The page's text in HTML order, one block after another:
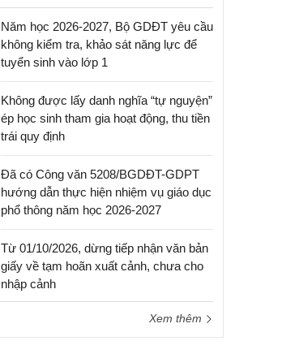
Năm học 2026-2027, Bộ GDĐT yêu cầu
không kiểm tra, khảo sát năng lực để
tuyển sinh vào lớp 1
Không được lấy danh nghĩa “tự nguyện”
ép học sinh tham gia hoạt động, thu tiền
trái quy định
Đã có Công văn 5208/BGDĐT-GDPT
hướng dẫn thực hiện nhiệm vụ giáo dục
phổ thông năm học 2026-2027
Từ 01/10/2026, dừng tiếp nhận văn bản
giấy về tạm hoãn xuất cảnh, chưa cho
nhập cảnh
Xem thêm